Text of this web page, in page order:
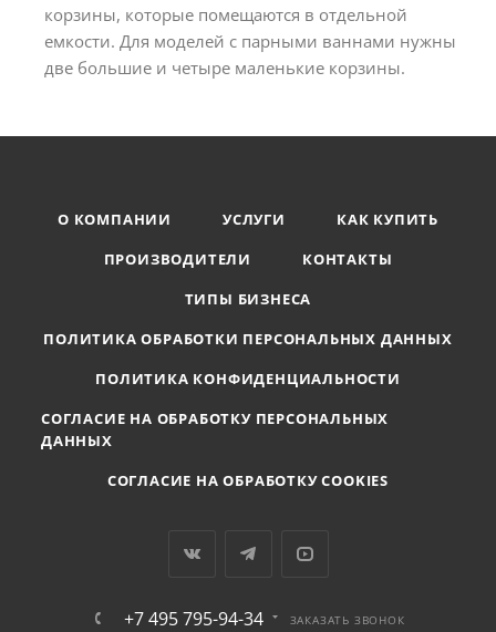
корзины, которые помещаются в отдельной
емкости. Для моделей с парными ваннами нужны
две большие и четыре маленькие корзины.
О КОМПАНИИ УСЛУГИ
КАК КУПИТЬ
ПРОИЗВОДИТЕЛИ
КОНТАКТЫ
ТИПЫ БИЗНЕСА
ПОЛИТИКА ОБРАБОТКИ ПЕРСОНАЛЬНЫХ ДАННЫХ
ПОЛИТИКА КОНФИДЕНЦИАЛЬНОСТИ
СОГЛАСИЕ НА ОБРАБОТКУ ПЕРСОНАЛЬНЫХ
ДАННЫХ
СОГЛАСИЕ НА ОБРАБОТКУ COOKIES
+7 495 795-94-34 ЗАКАЗАТЬ ЗВОНОК